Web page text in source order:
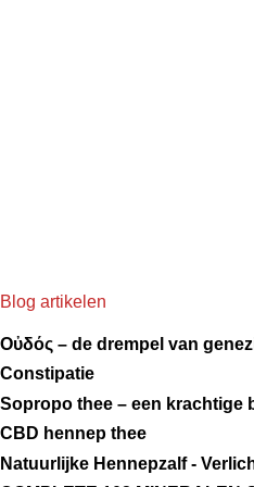
Blog artikelen
Οὐδός – de drempel van
Constipatie
Sopropo thee – een krachtige
CBD hennep thee
Natuurlijke Hennepzalf -